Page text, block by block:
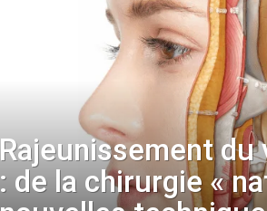
Rajeunissement du
: de la chirurgie «